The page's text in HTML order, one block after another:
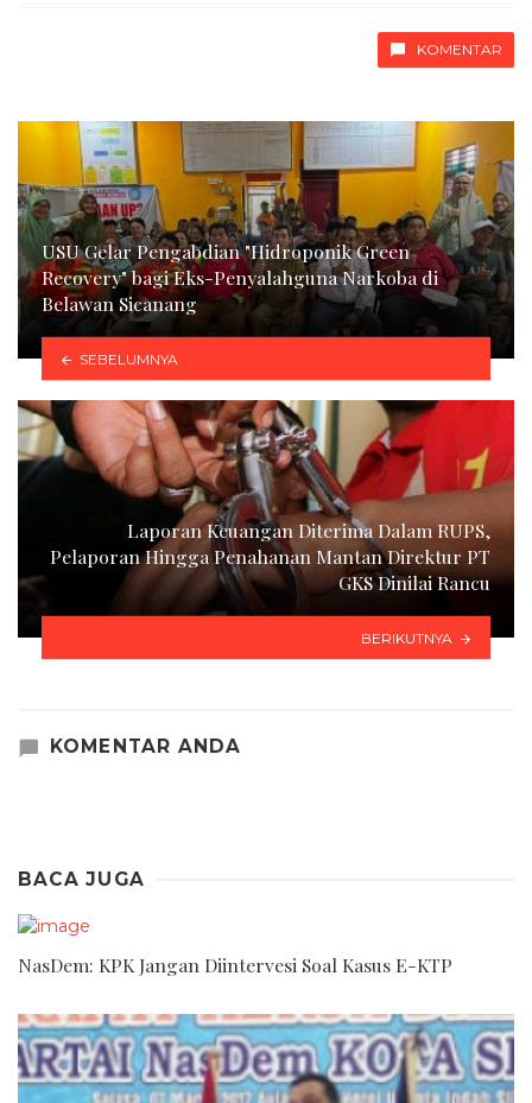
KOMENTAR
USU Gelar Pengabdian "Hidroponik Green
Recovery" bagi Eks-Penyalahguna Narkoba di
Belawan Sicanang
SEBELUMNYA
Laporan Keuangan Diterima Dalam RUPS,
Pelaporan Hingga Penahanan Mantan Direktur PT
GKS Dinilai Rancu
BERIKUTNYA
KOMENTAR ANDA
BACA JUGA
NasDem: KPK Jangan Diintervesi Soal Kasus E-KTP